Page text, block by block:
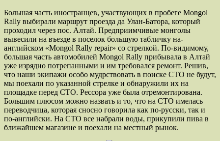
Большая часть иностранцев, участвующих в пробеге Mongol
Rally выбирали маршрут проезда да Улан-Батора, который
проходил через пос. Алтай. Предприимчивые монголы
вывесили на въезде в поселок большую табличку на-
английском «Mongol Rally repair» со стрелкой. По-видимому,
большая часть автомобилей Mongol Rally прибывала в Алтай
уже изрядно потрепанными и им требовался ремонт. Решив,
что наши экипажи особо мудрствовать в поиске СТО не будут,
мы поехали по указанной стрелке и обнаружили их на
площадке перед СТО. Рессора уже была отремонтирована.
Большим плюсом можно назвать и то, что на СТО имелась
переводчица, которая сносно говорила как по-русски, так и
по-английски. На СТО все набрали воды, прикупили пива в
ближайшем магазине и поехали на местный рынок.